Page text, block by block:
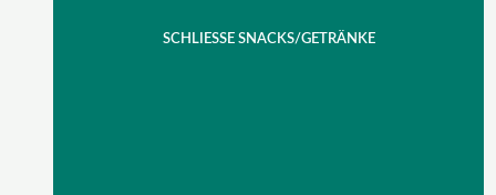
SCHLIESSE SNACKS/GETRÄNKE